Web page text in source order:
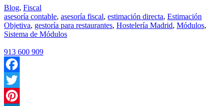
Blog, Fiscal
asesoría contable, asesoría fiscal, estimación directa, Estimación
Objetiva, gestoría para restaurantes, Hostelería Madrid, Módulos,
Sistema de Módulos
913 600 909
Facebook
Twitter